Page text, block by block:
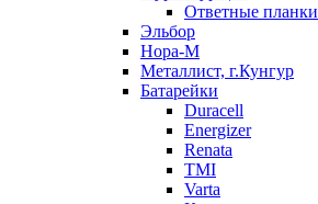
Ответные планки
Эльбор
Нора-М
Металлист, г.Кунгур
Батарейки
Duracell
Energizer
Renata
TMI
Varta